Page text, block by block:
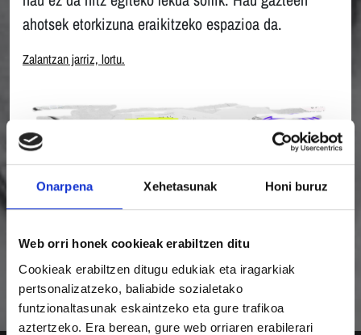
Onarpena Xehetasunak Honi buruz
Web orri honek cookieak erabiltzen ditu
Cookieak erabiltzen ditugu edukiak eta iragarkiak
pertsonalizatzeko, baliabide sozialetako
funtzionaltasunak eskaintzeko eta gure trafikoa
aztertzeko. Era berean, gure web orriaren erabilerari
ahotsek etorkizuna eraikitzeko espazioa da.
Zalantzan jarriz, lortu.